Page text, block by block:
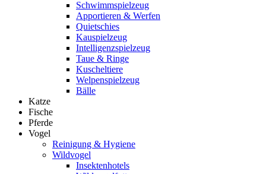
Schwimmspielzeug
Apportieren & Werfen
Quietschies
Kauspielzeug
Intelligenzspielzeug
Taue & Ringe
Kuscheltiere
Welpenspielzeug
Bälle
Katze
Fische
Pferde
Vogel
Reinigung & Hygiene
Wildvogel
Insektenhotels